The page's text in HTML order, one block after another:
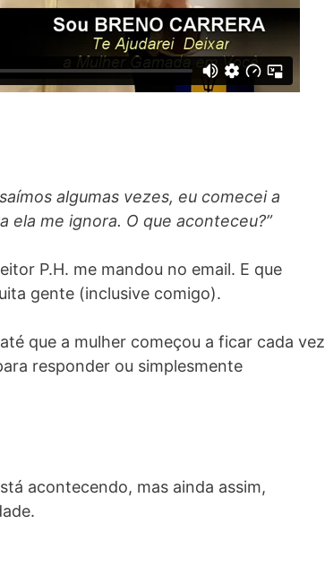
algumas vezes, eu comecei a
ela me ignora. O que aconteceu?”
P.H. me mandou no email. E que
gente (inclusive comigo).
que a mulher começou a ficar cada vez
responder ou simplesmente
acontecendo, mas ainda assim,